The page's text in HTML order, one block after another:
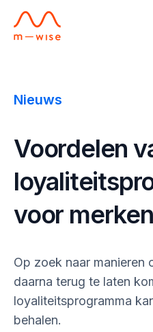
Nieuws
Voordelen
voor
Op zoek naar manieren
daarna terug te laten
loyaliteitsprogramma
behalen.